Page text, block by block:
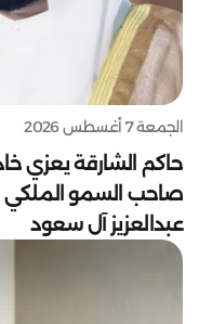
الجمعة 7 أغسطس 2026
حاكم الشارقة يعزي
صاحب السمو الملكي
عبدالعزيز آل سعود